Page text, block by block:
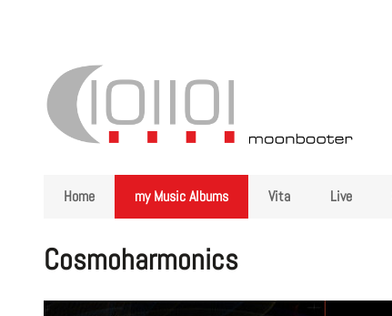
Home my Music Albums Vita Live
navigation
Cosmoharmonics